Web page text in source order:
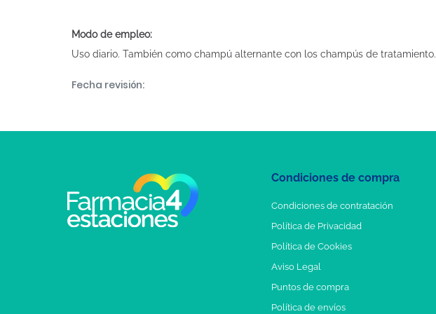
Modo de empleo:
Uso diario. También como champú alternante con los champús de tratamiento.
Fecha revisión:
Condiciones de compra
Condiciones de contratación
Política de Privacidad
Política de Cookies
Aviso Legal
Puntos de compra
Política de envíos